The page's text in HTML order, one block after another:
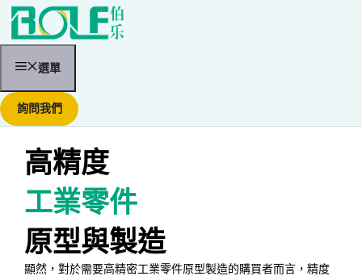
選單
詢問我們
高精度
工業零件
原型與製造
顯然，對於需要高精密工業零件原型製造的購買者而言，精度